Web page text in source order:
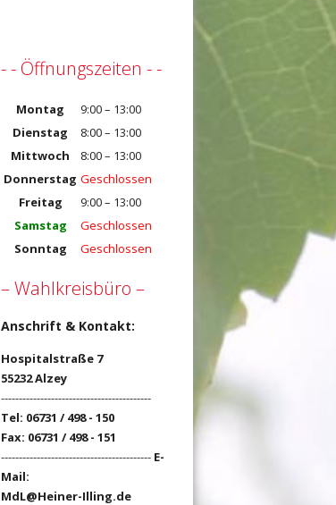
- - Öffnungszeiten - -
Montag
9:00 – 13:00
Dienstag
8:00 – 13:00
Mittwoch
8:00 – 13:00
Donnerstag Geschlossen
Freitag
9:00 – 13:00
Samstag
Geschlossen
Sonntag
Geschlossen
– Wahlkreisbüro –
Anschrift & Kontakt:
Hospitalstraße 7
55232 Alzey
------------------------------------------
Tel: 06731 / 498 - 150
Fax: 06731 / 498 - 151
------------------------------------------ E-
Mail:
MdL@Heiner-Illing.de